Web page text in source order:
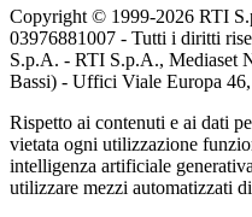
Copyright © 1999-2026 RTI
03976881007 - Tutti i diritti
S.p.A. - RTI S.p.A., Mediaset
Bassi) - Uffici Viale Europa
Rispetto ai contenuti e ai dati
vietata ogni utilizzazione
intelligenza artificiale
utilizzare mezzi automatizzati